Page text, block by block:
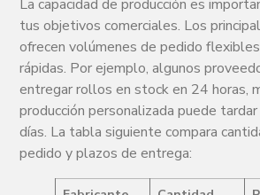
La capacidad de producción es
tus objetivos comerciales. Los
ofrecen volúmenes de pedido
rápidas. Por ejemplo, algunos
entregar rollos en stock en 24 horas,
producción personalizada puede
días. La tabla siguiente compara
pedido y plazos de entrega: